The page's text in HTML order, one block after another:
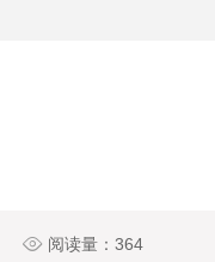
 阅读量： 364